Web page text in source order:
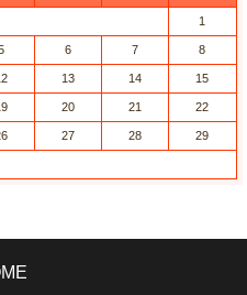
1
6 7 8
13 14 15
20 21 22
27 28 29